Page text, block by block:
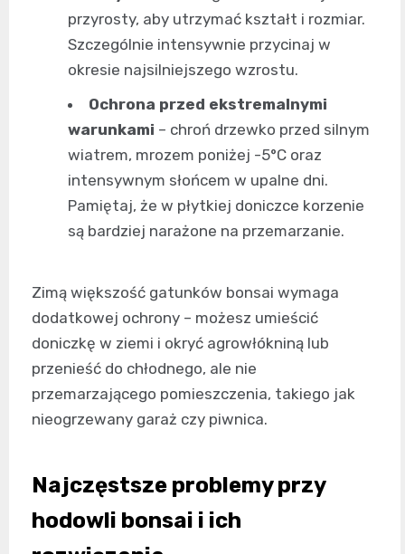
przyrosty, aby utrzymać kształt i rozmiar.
Szczególnie intensywnie przycinaj w
okresie najsilniejszego wzrostu.
Ochrona przed ekstremalnymi
warunkami – chroń drzewko przed silnym
wiatrem, mrozem poniżej -5°C oraz
intensywnym słońcem w upalne dni.
Pamiętaj, że w płytkiej doniczce korzenie
są bardziej narażone na przemarzanie.
Zimą większość gatunków bonsai wymaga
dodatkowej ochrony – możesz umieścić
doniczkę w ziemi i okryć agrowłókniną lub
przenieść do chłodnego, ale nie
przemarzającego pomieszczenia, takiego jak
nieogrzewany garaż czy piwnica.
Najczęstsze problemy przy
hodowli bonsai i ich